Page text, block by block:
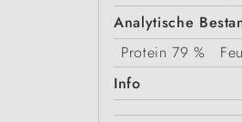
Analytische
Protein 79 %
Info